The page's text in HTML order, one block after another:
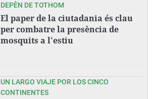
DEPÈN DE TOTHOM
El paper de la ciutadania és clau
per combatre la presència de
mosquits a l'estiu
UN LARGO VIAJE POR LOS CINCO
CONTINENTES